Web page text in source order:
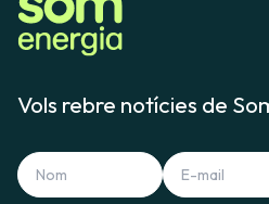
Vols rebre notícies de